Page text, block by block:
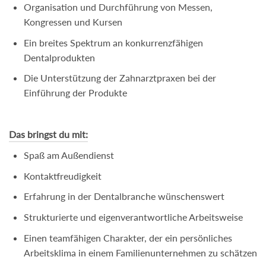
Organisation und Durchführung von Messen,
Kongressen und Kursen
Ein breites Spektrum an konkurrenzfähigen
Dentalprodukten
Die Unterstützung der Zahnarztpraxen bei der
Einführung der Produkte
Das bringst du mit:
Spaß am Außendienst
Kontaktfreudigkeit
Erfahrung in der Dentalbranche wünschenswert
Strukturierte und eigenverantwortliche Arbeitsweise
Einen teamfähigen Charakter, der ein persönliches
Arbeitsklima in einem Familienunternehmen zu schätzen